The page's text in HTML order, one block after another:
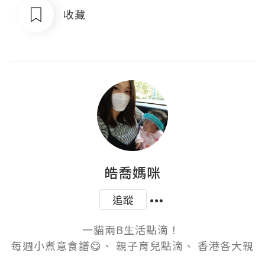
收藏
皓喬媽咪
追蹤
一貓兩B生活點滴！
每週小煮意食譜😋、 親子育兒點滴、 香港各大親